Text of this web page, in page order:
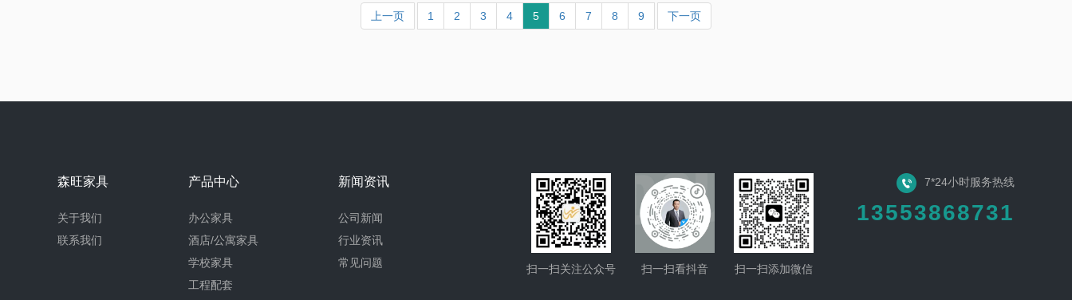
上一页 1 2 3 4 5 6 7 8 9 下一页
森旺家具
关于我们
联系我们
产品中心
办公家具
酒店/公寓家具
学校家具
工程配套
新闻资讯
公司新闻
行业资讯
常见问题
扫一扫关注公众号 扫一扫看抖音 扫一扫添加微信
7*24小时服务热线
13553868731